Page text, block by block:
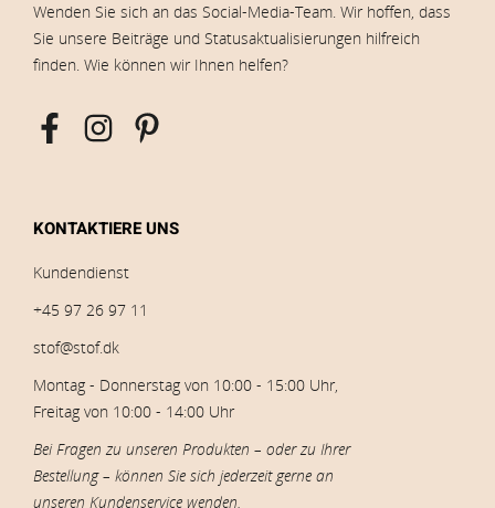
Wenden Sie sich an das Social-Media-Team. Wir hoffen, dass
Sie unsere Beiträge und Statusaktualisierungen hilfreich
finden. Wie können wir Ihnen helfen?
KONTAKTIERE UNS
Kundendienst
+45 97 26 97 11
stof@stof.dk
Montag - Donnerstag von 10:00 - 15:00 Uhr,
Freitag von 10:00 - 14:00 Uhr
Bei Fragen zu unseren Produkten – oder zu Ihrer
Bestellung – können Sie sich jederzeit gerne an
unseren Kundenservice wenden.